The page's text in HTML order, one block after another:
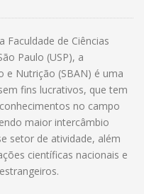
Faculdade de Ciências
Paulo (USP), a
e Nutrição (SBAN) é uma
fins lucrativos, que tem
no campo
maior intercâmbio
setor de atividade, além
científicas nacionais e